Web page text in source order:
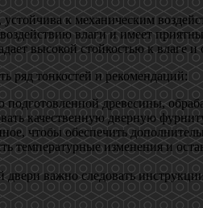
к механическим
влаги и имеет
высокой стойкостью к влаге
ряд тонкостей и рекомендаций:
подготовленной древесины,
качественную дверную
чтобы обеспечить
температурные изменения и
важно следовать